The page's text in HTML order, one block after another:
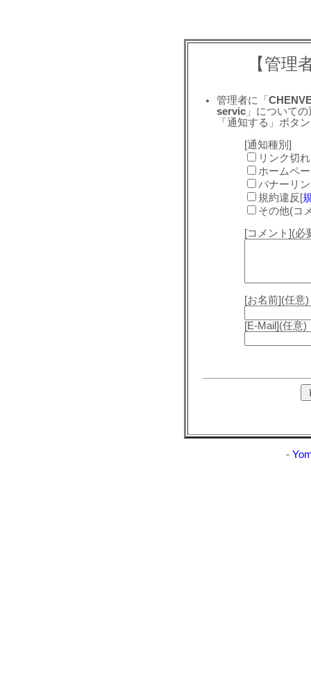
【管理
管理者に「
servic 」について
「通知する」ボタ
[通知種別]
リンク切れ
ホームペ
バナーリ
規約違反[
その他(コ
[コメント](必
[お名前](任意)
[E-Mail](任意)
-